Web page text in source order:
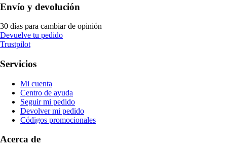
Envío y devolución
30 días para cambiar de opinión
Devuelve tu pedido
Trustpilot
Servicios
Mi cuenta
Centro de ayuda
Seguir mi pedido
Devolver mi pedido
Códigos promocionales
Acerca de